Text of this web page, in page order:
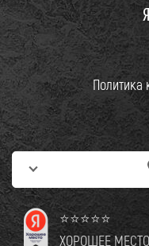
Политика
⭐⭐⭐⭐⭐
ХОРОШЕЕ МЕСТО